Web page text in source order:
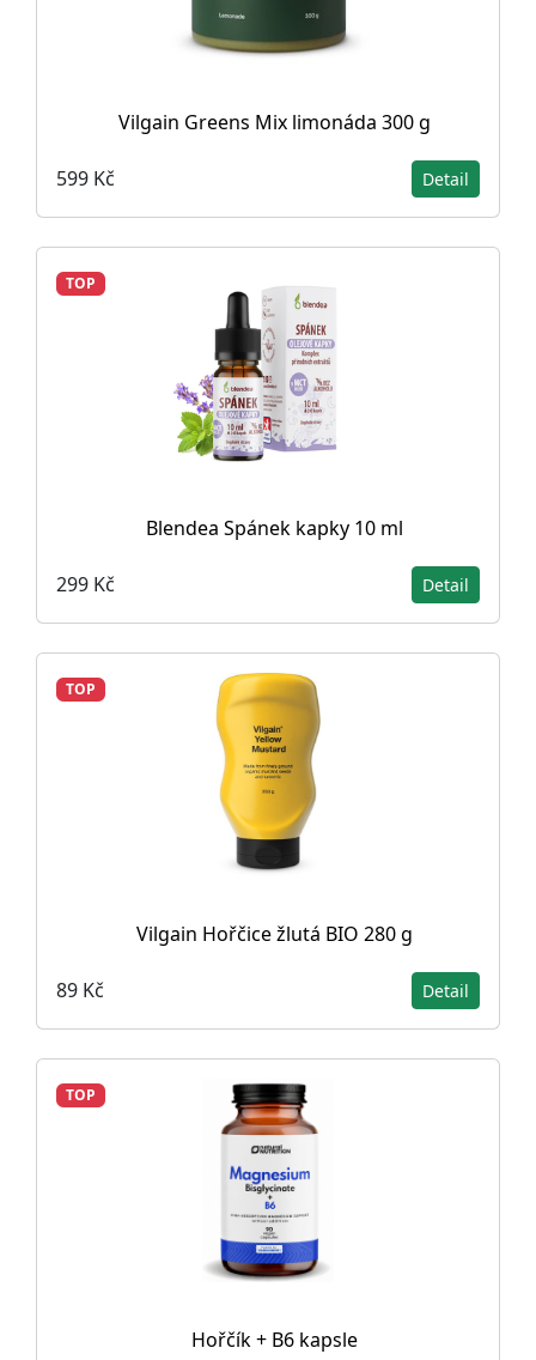
Vilgain Greens Mix limonáda 300 g
599 Kč Detail
TOP
Blendea Spánek kapky 10 ml
299 Kč Detail
TOP
Vilgain Hořčice žlutá BIO 280 g
89 Kč Detail
TOP
Hořčík + B6 kapsle